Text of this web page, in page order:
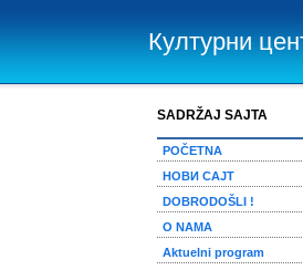
Културни
SADRŽAJ SAJTA
POČETNA
НОВИ САЈТ
DOBRODOŠLI !
O NAMA
Aktuelni program